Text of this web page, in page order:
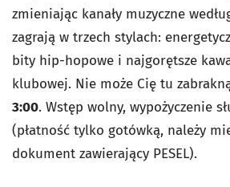
zmieniając kanały muzyczne
zagrają w trzech stylach:
bity hip-hopowe i najgorętsze
klubowej. Nie może Cię tu
3:00. Wstęp wolny, wypożyczenie
(płatność tylko gotówką, należy
dokument zawierający PESEL).